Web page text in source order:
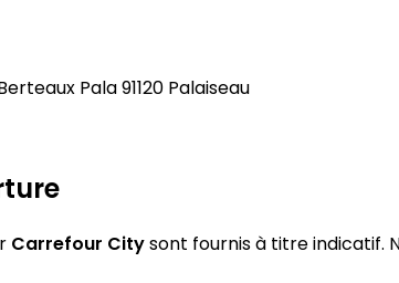
Pala 91120 Palaiseau
Carrefour Citysont fournis à titre indicatif.